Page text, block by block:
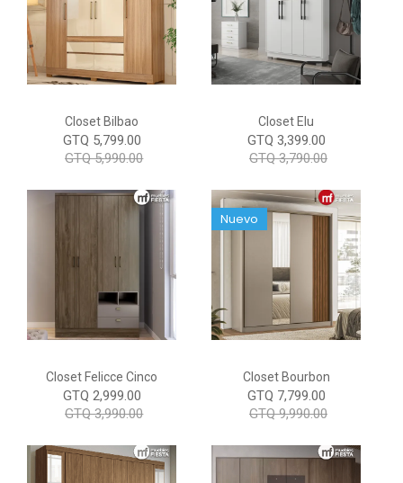
Closet Bilbao
GTQ 5,799.00
GTQ 5,990.00
Closet Elu
GTQ 3,399.00
GTQ 3,790.00
Closet Felicce Cinco
GTQ 2,999.00
GTQ 3,990.00
Closet Bourbon
Nuevo
GTQ 7,799.00
GTQ 9,990.00